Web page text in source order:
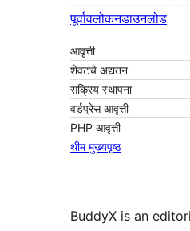
पूर्वावलोकनडाउनलोड
आवृत्ती
शेवटचे अद्यतन
सक्रिय स्थापना
वर्डप्रेस आवृत्ती
PHP आवृत्ती
थीम मुख्यपृष्ठ
BuddyX is an